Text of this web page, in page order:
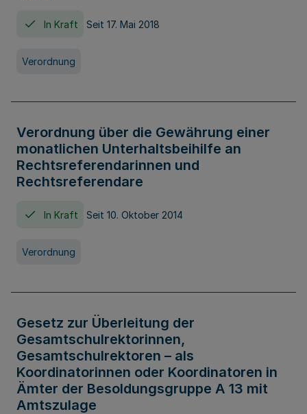
In Kraft Seit 17. Mai 2018
Verordnung
Verordnung über die Gewährung einer
monatlichen Unterhaltsbeihilfe an
Rechtsreferendarinnen und
Rechtsreferendare
In Kraft Seit 10. Oktober 2014
Verordnung
Gesetz zur Überleitung der
Gesamtschulrektorinnen,
Gesamtschulrektoren – als
Koordinatorinnen oder Koordinatoren in
Ämter der Besoldungsgruppe A 13 mit
Amtszulage